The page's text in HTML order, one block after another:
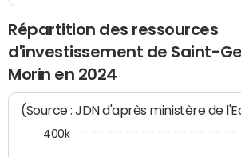
Répartition des ressources
d'investissement de Saint-
Morin en 2024
(Source : JDN d'après ministère de
400k